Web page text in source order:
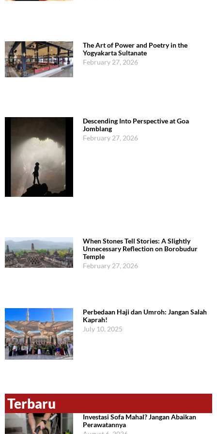
The Art of Power and Poetry in the
Yogyakarta Sultanate
February 27, 2026
Descending Into Perspective at Goa
Jomblang
February 27, 2026
When Stones Tell Stories: A Slightly
Unnecessary Reflection on Borobudur
Temple
February 27, 2026
Perbedaan Haji dan Umroh: Jangan Salah
Kaprah!
July 10, 2025
Terbaru
Investasi Sofa Mahal? Jangan Abaikan
Perawatannya